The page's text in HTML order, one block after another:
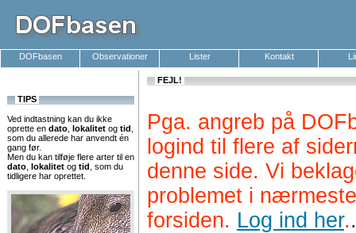
DOFbasen Observationer Lister Kontakt
TIPS
Ved indtastning kan du ikke
oprette en dato lokalitet og tid
som du allerede har anvendt én
gang før.
Men du kan tilføje flere arter til en
dato lokalitet og tid , som du
tidligere har oprettet.
FEJL!
Pga. angreb på
logind til flere af
denne side. Vi
problemet i
forsiden. Log ind her..